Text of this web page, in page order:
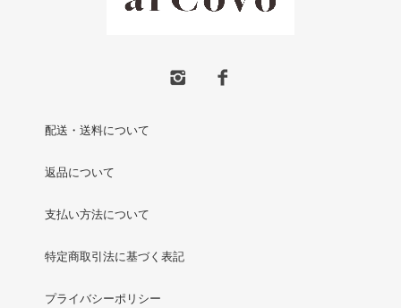
配送・送料について
返品について
支払い方法について
特定商取引法に基づく表記
プライバシーポリシー